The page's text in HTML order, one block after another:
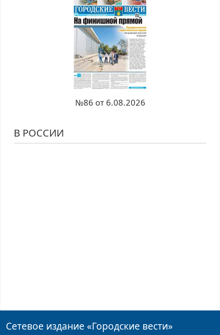
№86 от 6.08.2026
В РОССИИ
Сетевое издание «Городские вести»